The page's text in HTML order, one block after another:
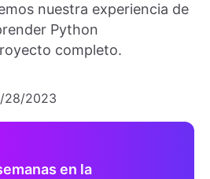
nuestra experiencia de
Python
completo.
28/2023
en la